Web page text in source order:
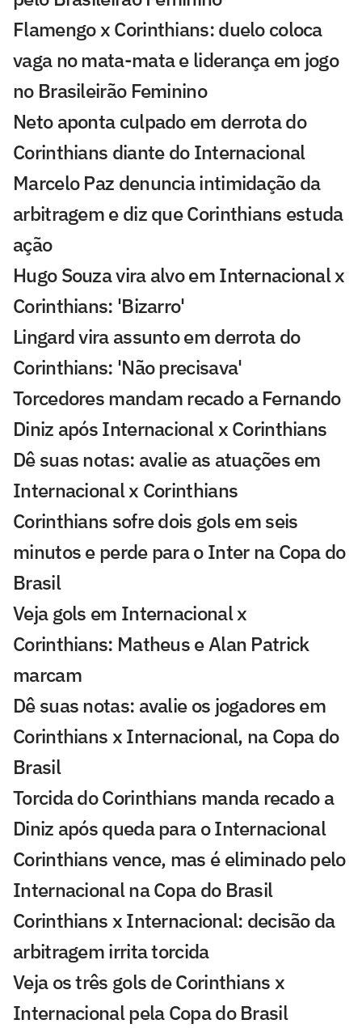
Flamengo x Corinthians: duelo coloca
vaga no mata-mata e liderança em jogo
no Brasileirão Feminino
Neto aponta culpado em derrota do
Corinthians diante do Internacional
Marcelo Paz denuncia intimidação da
arbitragem e diz que Corinthians estuda
ação
Hugo Souza vira alvo em Internacional x
Corinthians: 'Bizarro'
Lingard vira assunto em derrota do
Corinthians: 'Não precisava'
Torcedores mandam recado a Fernando
Diniz após Internacional x Corinthians
Dê suas notas: avalie as atuações em
Internacional x Corinthians
Corinthians sofre dois gols em seis
minutos e perde para o Inter na Copa do
Brasil
Veja gols em Internacional x
Corinthians: Matheus e Alan Patrick
marcam
Dê suas notas: avalie os jogadores em
Corinthians x Internacional, na Copa do
Brasil
Torcida do Corinthians manda recado a
Diniz após queda para o Internacional
Corinthians vence, mas é eliminado pelo
Internacional na Copa do Brasil
Corinthians x Internacional: decisão da
arbitragem irrita torcida
Veja os três gols de Corinthians x
Internacional pela Copa do Brasil